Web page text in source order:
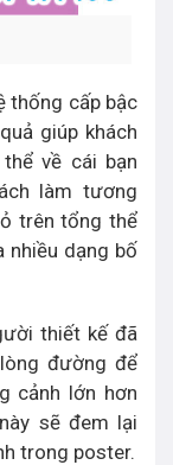
thống cấp bậc
giúp khách
về cái bạn
làm tương
trên tổng thể
nhiều dạng bố
thiết kế đã
đường để
cảnh lớn hơn
sẽ đem lại
trong poster.